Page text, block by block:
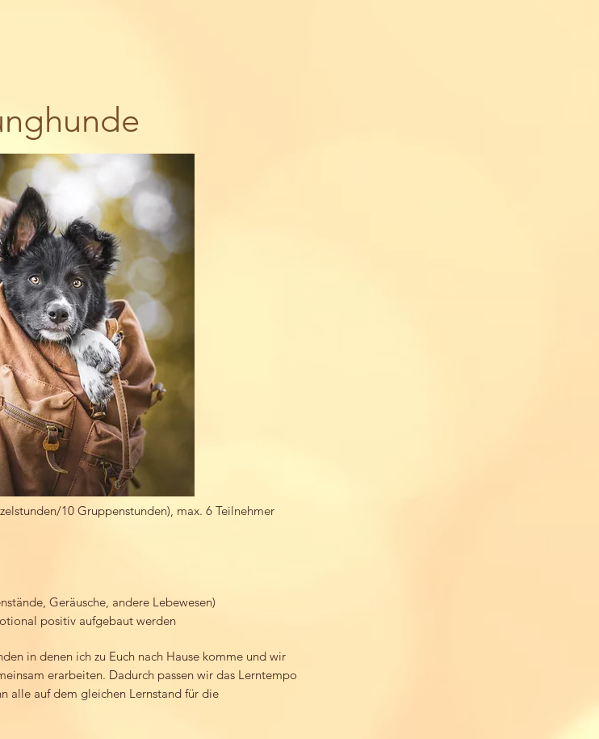
10 Gruppenstunden), max. 6 Teilnehmer
Geräusche, andere Lebewesen)
positiv aufgebaut werden
in denen ich zu Euch nach Hause komme und wir
erarbeiten. Dadurch passen wir das Lerntempo
alle auf dem gleichen Lernstand für die